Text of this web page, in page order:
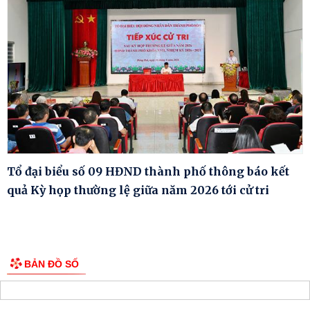
Tổ đại biểu số 09 HĐND thành phố thông báo kết
quả Kỳ họp thường lệ giữa năm 2026 tới cử tri
BẢN ĐỒ SỐ